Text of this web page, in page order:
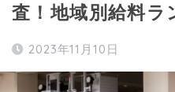
査！地域別給料ラ
2023年11月10日